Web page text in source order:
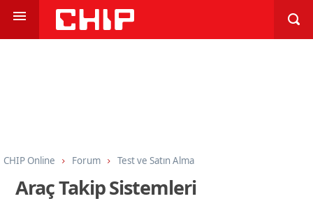
CHIP Online Forum
Test ve Satın Alma
Navigasyon ve Rota Planlama
Araç Takip Sistemleri